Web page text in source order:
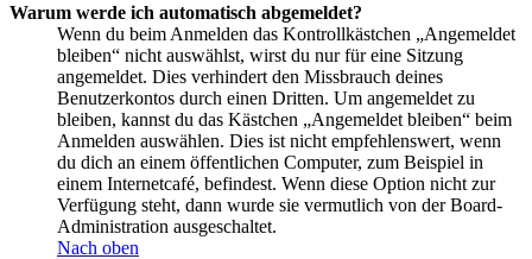
Warum werde ich automatisch abgemeldet?
Wenn du beim Anmelden das Kontrollkästchen „Angemeldet
bleiben“ nicht auswählst, wirst du nur für eine Sitzung
angemeldet. Dies verhindert den Missbrauch deines
Benutzerkontos durch einen Dritten. Um angemeldet zu
bleiben, kannst du das Kästchen „Angemeldet bleiben“ beim
Anmelden auswählen. Dies ist nicht empfehlenswert, wenn
du dich an einem öffentlichen Computer, zum Beispiel in
einem Internetcafé, befindest. Wenn diese Option nicht zur
Verfügung steht, dann wurde sie vermutlich von der Board-
Administration ausgeschaltet.
Nach oben